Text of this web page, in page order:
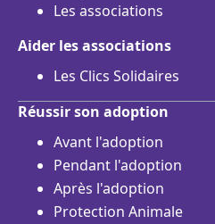
Les associations
Aider les associations
Les Clics Solidaires
Réussir son adoption
Avant l'adoption
Pendant l'adoption
Après l'adoption
Protection Animale